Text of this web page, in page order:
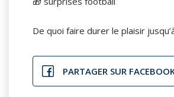
De quoi faire durer le plaisir
PARTAGER SUR